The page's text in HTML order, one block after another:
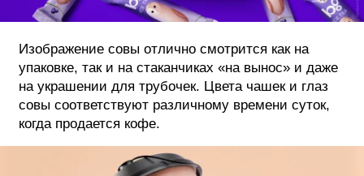
Изображение совы отлично смотрится как на
упаковке, так и на стаканчиках «на вынос» и даже
на украшении для трубочек. Цвета чашек и глаз
совы соответствуют различному времени суток,
когда продается кофе.